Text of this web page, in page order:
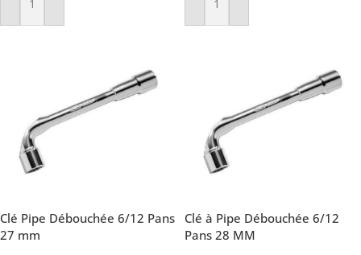
Ajouter Au Panier Ajouter Au Panier
Clé Pipe Débouchée 6/12 Pans
27 mm
Clé à Pipe Débouchée 6/12
Pans 28 MM